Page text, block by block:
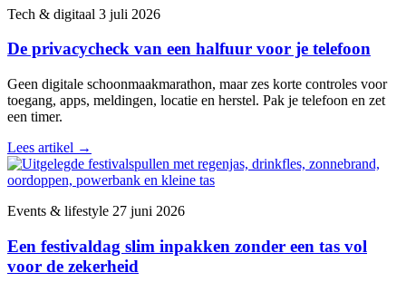
Tech & digitaal 3 juli 2026
De privacycheck van een halfuur voor je telefoon
Geen digitale schoonmaakmarathon, maar zes korte controles voor
toegang, apps, meldingen, locatie en herstel. Pak je telefoon en zet
een timer.
Lees artikel →
Events & lifestyle 27 juni 2026
Een festivaldag slim inpakken zonder een tas vol
voor de zekerheid